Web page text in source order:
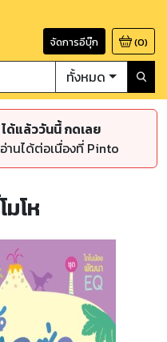
จัดการอีบุ๊ก (0)
ทั้งหมด
ด้แล้ววันนี้ กดเลย
นได้ต่อเนื่องที่ Pinto
โห